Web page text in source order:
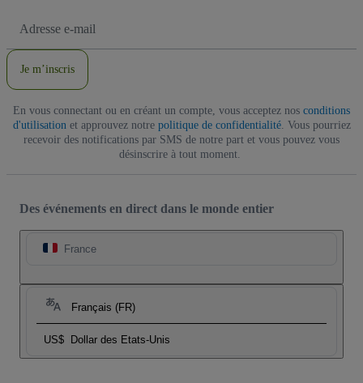
e-
Je m’inscris
En vous connectant ou en créant un compte, vous acceptez nos conditions
d'utilisation et approuvez notre politique de confidentialité. Vous pourriez
recevoir des notifications par SMS de notre part et vous pouvez vous
désinscrire à tout moment.
Des événements en direct dans le monde entier
France
Français (FR)
US$ Dollar des Etats-Unis